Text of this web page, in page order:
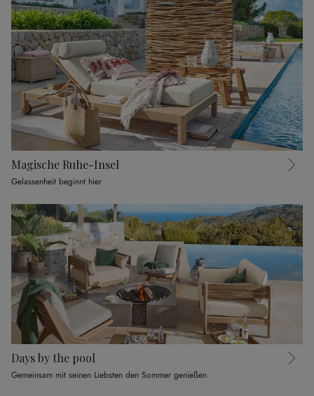
Magische Ruhe-Insel
Gelassenheit beginnt hier
Days by the pool
Gemeinsam mit seinen Liebsten den Sommer genießen